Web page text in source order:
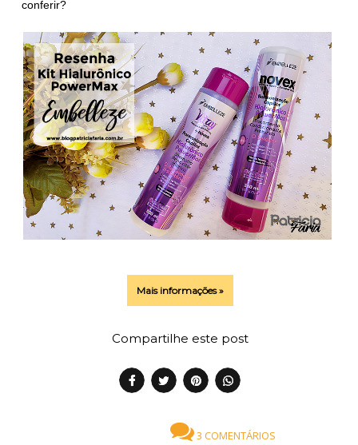
conferir?
Mais informações »
Compartilhe este post
3 COMENTÁRIOS